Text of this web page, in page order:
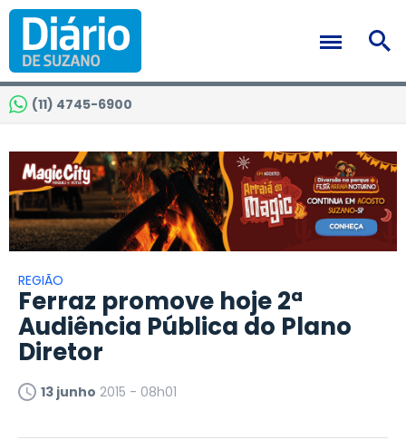
(11) 4745-6900
REGIÃO
Ferraz promove hoje 2ª
Audiência Pública do Plano
Diretor
13 junho 2015 - 08h01